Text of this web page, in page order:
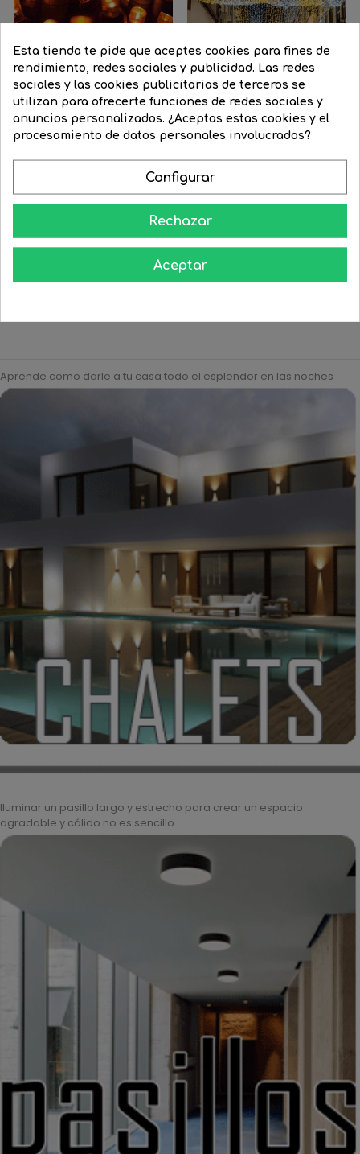
Guirnalda 12m y 180 LEDs...
Precio
64,13 € Precio
48,10 €
COMPRAR  
Guirnalda 10m fria y calida...
Precio
77,44 € Precio
58,08 €
COMPRAR  
Aprende como darle a tu casa todo el esplendor en las noches
Iluminar un pasillo largo y estrecho para crear un espacio
agradable y cálido no es sencillo.
Esta tienda te pide que aceptes cookies para fines de
rendimiento, redes sociales y publicidad. Las redes
sociales y las cookies publicitarias de terceros se
utilizan para ofrecerte funciones de redes sociales y
anuncios personalizados. ¿Aceptas estas cookies y el
procesamiento de datos personales involucrados?
Configurar
Rechazar
Aceptar